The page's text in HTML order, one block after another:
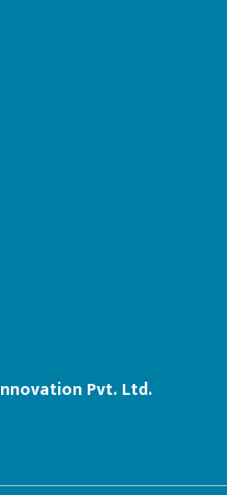
Pvt. Ltd.